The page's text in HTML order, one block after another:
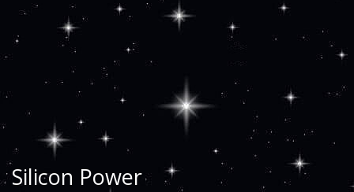
Silicon Power